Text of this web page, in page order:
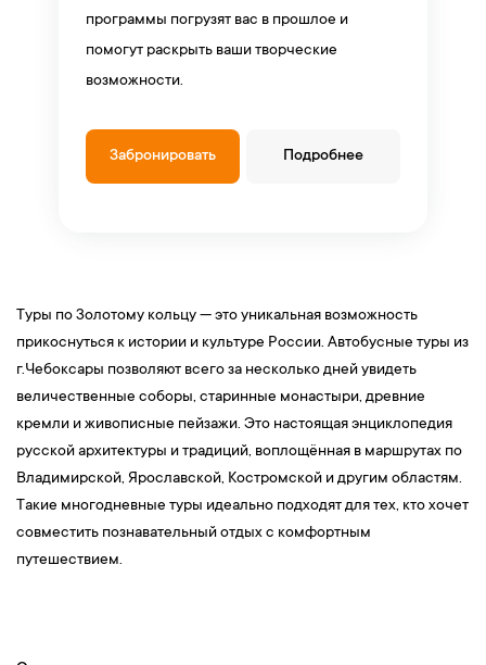
программы погрузят вас в прошлое и
помогут раскрыть ваши творческие
возможности.
Забронировать Подробнее
Туры по Золотому кольцу — это уникальная возможность
прикоснуться к истории и культуре России. Автобусные туры из
г.Чебоксары позволяют всего за несколько дней увидеть
величественные соборы, старинные монастыри, древние
кремли и живописные пейзажи. Это настоящая энциклопедия
русской архитектуры и традиций, воплощённая в маршрутах по
Владимирской, Ярославской, Костромской и другим областям.
Такие многодневные туры идеально подходят для тех, кто хочет
совместить познавательный отдых с комфортным
путешествием.